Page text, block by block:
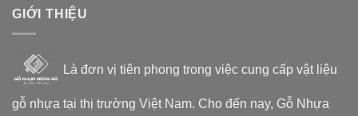
GIỚI THIỆU
Là đơn vị tiên phong trong việc cung cấp vật liệu
gỗ nhựa tại thị trường Việt Nam. Cho đến nay, Gỗ Nhựa